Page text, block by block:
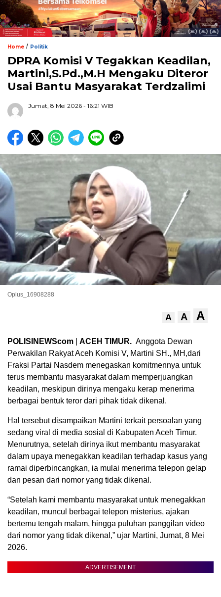
Home / Politik
DPRA Komisi V Tegakkan Keadilan,
Martini,S.Pd.,M.H Mengaku Diteror
Usai Bantu Masyarakat Terdzalimi
Jumat, 8 Mei 2026 - 16:21 WIB
Oplus_16908288
A A A
POLISINEWScom ACEH TIMUR. Anggota Dewan
Perwakilan Rakyat Aceh Komisi V, Martini SH., MH,dari
Fraksi Partai Nasdem menegaskan komitmennya untuk
terus membantu masyarakat dalam memperjuangkan
keadilan, meskipun dirinya mengaku kerap menerima
berbagai bentuk teror dari pihak tidak dikenal.
Hal tersebut disampaikan Martini terkait persoalan yang
sedang viral di media sosial di Kabupaten Aceh Timur.
Menurutnya, setelah dirinya ikut membantu masyarakat
dalam upaya menegakkan keadilan terhadap kasus yang
ramai diperbincangkan, ia mulai menerima telepon gelap
dan pesan dari nomor yang tidak dikenal.
“Setelah kami membantu masyarakat untuk menegakkan
keadilan, muncul berbagai telepon misterius, ajakan
bertemu tengah malam, hingga puluhan panggilan video
dari nomor yang tidak dikenal,” ujar Martini, Jumat, 8 Mei
2026.
ADVERTISEMENT